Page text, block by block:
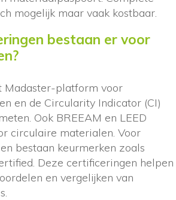
mogelijk maar vaak kostbaar.
bestaan er voor
Madaster-platform voor
en de Circularity Indicator (CI)
Ook BREEAM en LEED
circulaire materialen. Voor
bestaan keurmerken zoals
Deze certificeringen helpen
en vergelijken van